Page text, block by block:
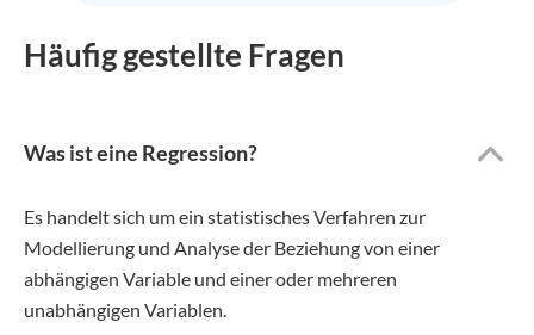
Häufig gestellte Fragen
Was ist eine Regression?
Es handelt sich um ein statistisches Verfahren zur
Modellierung und Analyse der Beziehung von einer
abhängigen Variable und einer oder mehreren
unabhängigen Variablen.